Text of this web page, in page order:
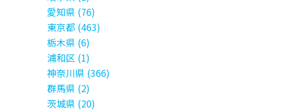
愛知県 (76)
東京都 (463)
栃木県 (6)
浦和区 (1)
神奈川県 (366)
群馬県 (2)
茨城県 (20)